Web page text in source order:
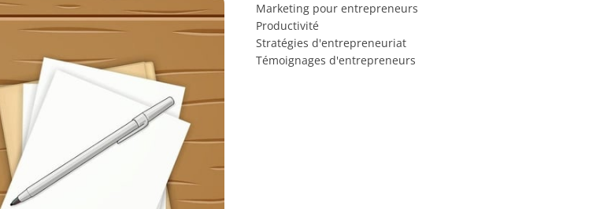
Marketing pour entrepreneurs
Productivité
Stratégies d'entrepreneuriat
Témoignages d'entrepreneurs